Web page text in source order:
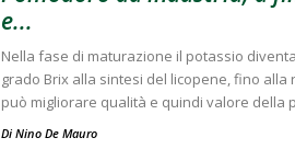
e...
Nella fase di maturazione il potassio
grado Brix alla sintesi del licopene, fino
può migliorare qualità e quindi valore della
Di Nino De Mauro